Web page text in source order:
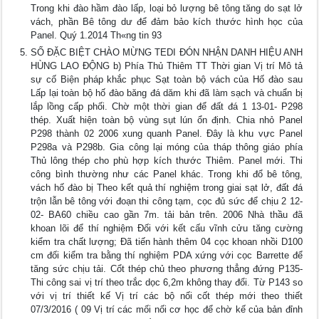
Trong khi đào hầm đào lấp, loại bỏ lượng bê tông tăng do sạt lở
vách, phần Bê tông dư để đảm bảo kích thước hình học của
Panel. Quý 1.2014 Th«ng tin 93
SỐ ĐẶC BIỆT CHÀO MỪNG TEDI ĐÓN NHẬN DANH HIỆU ANH
HÙNG LAO ĐỘNG b) Phía Thủ Thiêm TT Thời gian Vị trí Mô tả
sự cố Biện pháp khắc phục Sạt toàn bộ vách của Hố đào sau
Lấp lại toàn bộ hố đào băng đá dăm khi đã làm sạch và chuẩn bị
lắp lồng cấp phối. Chờ một thời gian để đất đá 1 13-01- P298
thép. Xuất hiện toàn bộ vùng sụt lún ổn định. Chia nhỏ Panel
P298 thành 02 2006 xung quanh Panel. Đây là khu vực Panel
P298a và P298b. Gia công lại móng của tháp thông giáo phía
Thủ lông thép cho phù hợp kích thước Thiêm. Panel mới. Thi
công bình thường như các Panel khác. Trong khi đổ bê tông,
vách hố đào bị Theo kết quả thí nghiệm trong giai sạt lở, đất đá
trộn lẫn bê tông với đoạn thi công tạm, cọc đủ sức để chịu 2 12-
02- BA60 chiều cao gần 7m. tải bản trên. 2006 Nhà thầu đã
khoan lõi để thí nghiệm Đối với kết cấu vĩnh cửu tăng cường
kiểm tra chất lượng; Đã tiến hành thêm 04 cọc khoan nhồi D100
cm đối kiểm tra bằng thí nghiệm PDA xứng với cọc Barrette để
tăng sức chịu tải. Cổt thép chủ theo phương thẳng đứng P135-
Thi công sai vị trí theo trắc dọc 6,2m không thay đổi. Từ P143 so
với vị trí thiết kế Vị trí các bộ nối cốt thép mới theo thiết
07/3/2016 ( 09 Vị trí các mối nối cơ học để chờ kế của bản đỉnh